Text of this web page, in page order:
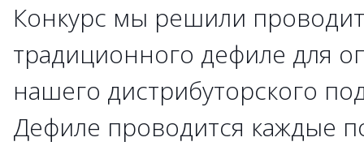
Конкурс мы решили
традиционного дефиле для
нашего дистрибуторского
Дефиле проводится каждые